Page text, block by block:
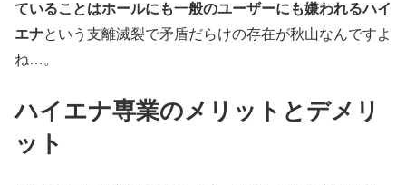
ていることはホールにも一般のユーザーにも嫌われるハイ
エナという支離滅裂で矛盾だらけの存在が秋山なんですよ
ね…。
ハイエナ専業のメリットとデメリ
ット